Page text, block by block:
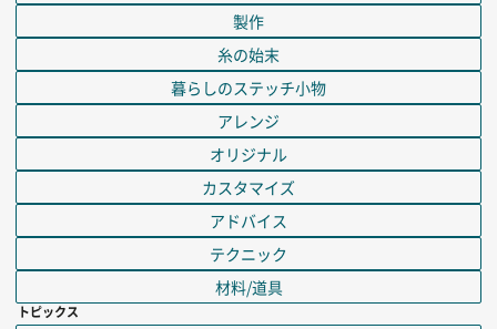
製作
糸の始末
暮らしのステッチ小物
アレンジ
オリジナル
カスタマイズ
アドバイス
テクニック
材料/道具
トピックス